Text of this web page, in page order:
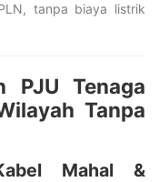
tanpa biaya listrik
PJU Tenaga
Tanpa
Mahal &